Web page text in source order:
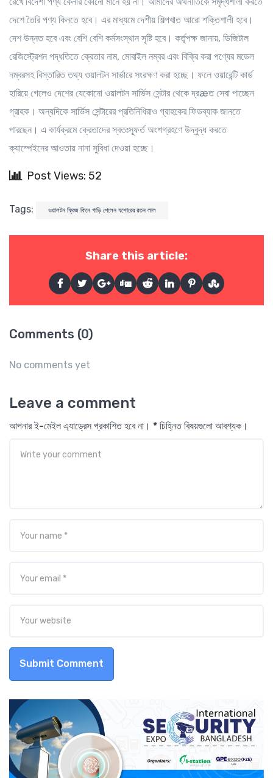
দেশে তৈরি পণ্য কিনতে হবে। এর মাধ্যমে দেশীয় শিল্পখাত আরো শক্তিশালী হবে।
দেশ উন্নত হবে এবং বেশি বেশি কর্মসংস্থান সৃষ্টি হবে। কর্তৃপক্ষ জানায়, ডিজিটাল
রেজিস্ট্রেশন পদ্ধতিতে ক্রেতার নাম, মোবাইল নম্বর এবং বিক্রি করা পণ্যের মডেল
নম্বরসহ বিস্তারিত তথ্য ওয়ালটন সার্ভারে সংরক্ষণ করা হচ্ছে। ফলে ওয়ারেন্টি কার্ড
হারিয়ে গেলেও দেশের যেকোনো ওয়ালটন সার্ভিস সেন্টার থেকে দ্রæত সেবা পাচ্ছেন
গ্রাহক। অন্যদিকে সার্ভিস সেন্টারের প্রতিনিধিরাও গ্রাহকের ফিডব্যাক জানতে
পারছেন। এ কার্যক্রমে ক্রেতাদের স্বতঃস্ফূর্ত অংশগ্রহণে উদ্বুদ্ধ করতে
ক্যাম্পেইনের আওতায় নানা সুবিধা দেওয়া হচ্ছে।
Post Views: 52
Tags: ওয়ালটন ফ্রিজ কিনে গাড়ি পেলেন যশোরের রতন লাল
Share this article:
Comments (0)
No comments yet
Leave a comment
আপনার ই-মেইল এ্যাড্রেস প্রকাশিত হবে না। * চিহ্নিত বিষয়গুলো আবশ্যক।
Submit Comment